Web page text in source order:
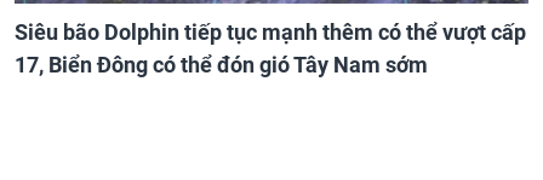
Siêu bão Dolphin tiếp tục mạnh thêm có thể vượt cấp
17, Biển Đông có thể đón gió Tây Nam sớm